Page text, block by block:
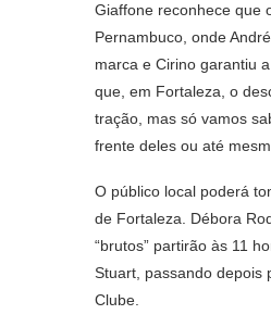
Giaffone reconhece que
Pernambuco, onde
marca e Cirino garantiu
que, em Fortaleza, o
tração, mas só vamos
frente deles ou até
O público local poderá
de Fortaleza. Débora
“brutos” partirão às 11
Stuart, passando depois
Clube.